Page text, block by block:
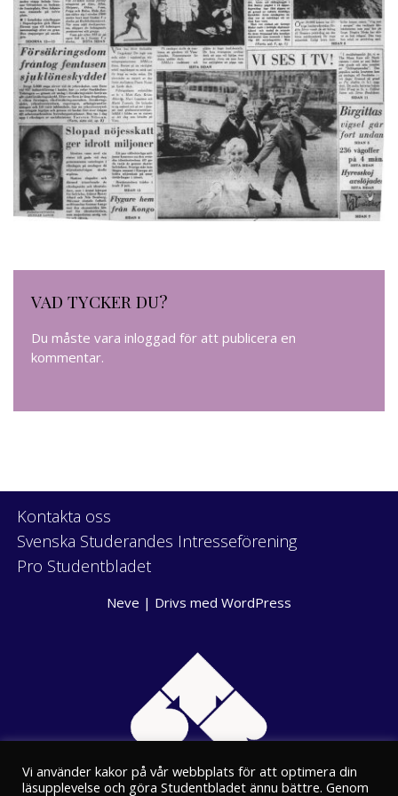
VAD TYCKER DU?
Du måste vara inloggad för att publicera en
kommentar.
Kontakta oss
Svenska Studerandes Intresseförening
Pro Studentbladet
Neve | Drivs med WordPress
Vi använder kakor på vår webbplats för att optimera din
läsupplevelse och göra Studentbladet ännu bättre. Genom